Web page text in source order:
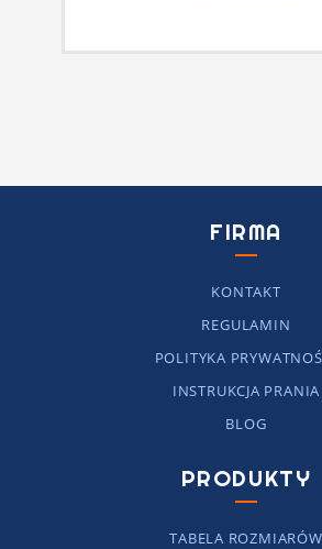
FIRMA
KONTAKT
REGULAMIN
POLITYKA
INSTRUKCJA PRANIA
BLOG
PRODUKTY
TABELA ROZMIARÓW